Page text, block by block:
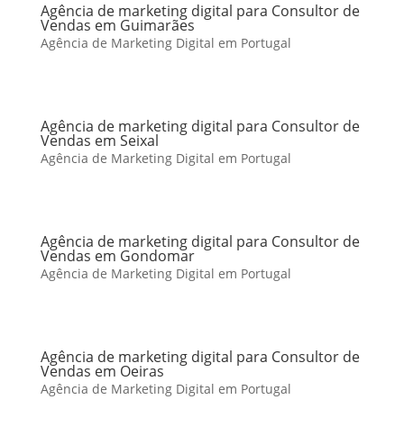
Agência de marketing digital para Consultor de
Vendas em Guimarães
Agência de Marketing Digital em Portugal
Agência de marketing digital para Consultor de
Vendas em Seixal
Agência de Marketing Digital em Portugal
Agência de marketing digital para Consultor de
Vendas em Gondomar
Agência de Marketing Digital em Portugal
Agência de marketing digital para Consultor de
Vendas em Oeiras
Agência de Marketing Digital em Portugal